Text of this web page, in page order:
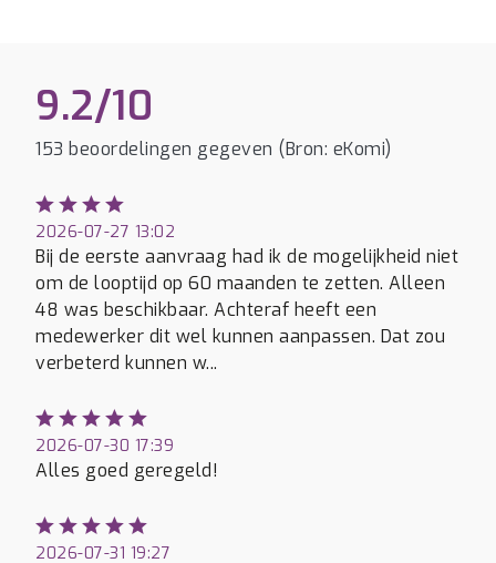
9.2/10
153 beoordelingen gegeven (Bron: eKomi)
2026-07-27 13:02
Bij de eerste aanvraag had ik de mogelijkheid niet
om de looptijd op 60 maanden te zetten. Alleen
48 was beschikbaar. Achteraf heeft een
medewerker dit wel kunnen aanpassen. Dat zou
verbeterd kunnen w...
2026-07-30 17:39
Alles goed geregeld!
2026-07-31 19:27